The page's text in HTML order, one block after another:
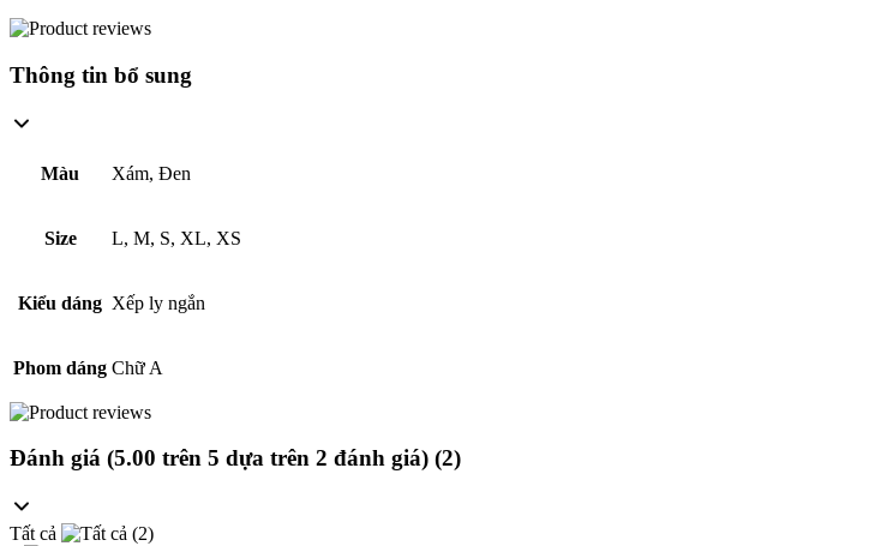
Thông tin bổ sung
Màu Xám, Đen
Size L, M, S, XL, XS
Kiểu dáng Xếp ly ngắn
Phom dáng Chữ A
Đánh giá (5.00 trên 5 dựa trên 2 đánh giá) (2)
Tất cả
(2)